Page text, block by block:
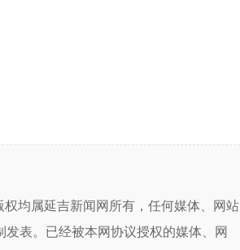
均属延吉新闻网所有，任何媒体、网站
表。已经被本网协议授权的媒体、网